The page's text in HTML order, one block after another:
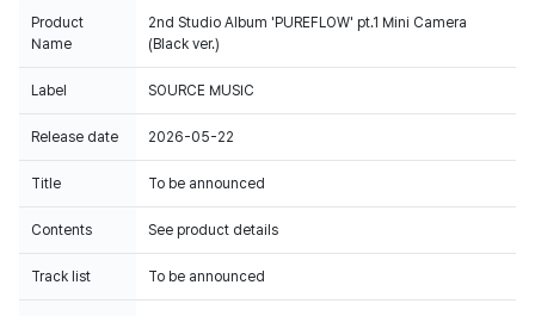
Product
Name
2nd Studio Album 'PUREFLOW' pt.1 Mini Camera
(Black ver.)
Label SOURCE MUSIC
Release date 2026-05-22
Title To be announced
Contents See product details
Track list To be announced